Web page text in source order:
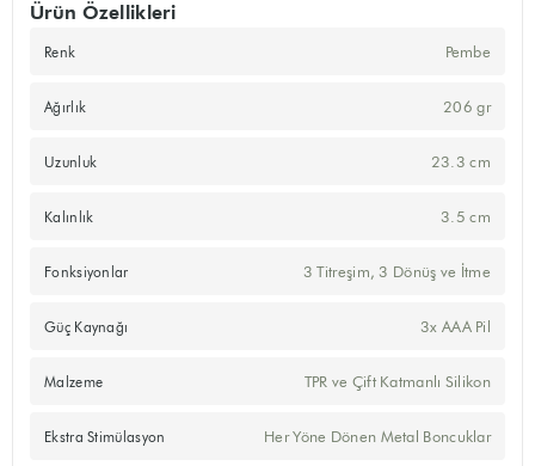
Ürün Özellikleri
Renk Pembe
Ağırlık 206 gr
Uzunluk 23.3 cm
Kalınlık 3.5 cm
Fonksiyonlar 3 Titreşim, 3 Dönüş ve İtme
Güç Kaynağı 3x AAA Pil
Malzeme TPR ve Çift Katmanlı Silikon
Ekstra Stimülasyon Her Yöne Dönen Metal Boncuklar